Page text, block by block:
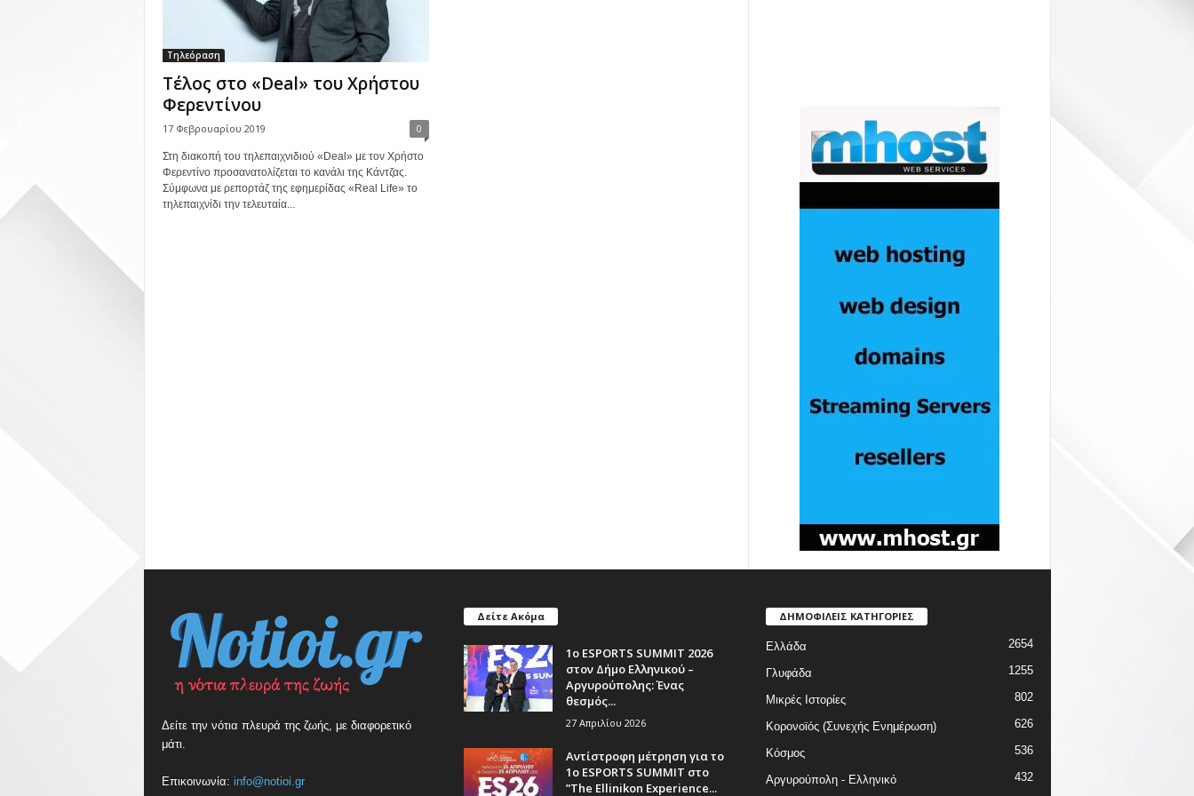
Τηλεόραση
Tέλος στο «Deal» του Χρήστου
Φερεντίνου
17 Φεβρουαρίου 2019 0
Στη διακοπή του τηλεπαιχνιδιού «Deal» με τον Χρήστο
Φερεντίνο προσανατολίζεται το κανάλι της Κάντζας.
Σύμφωνα με ρεπορτάζ της εφημερίδας «Real Life» το
τηλεπαιχνίδι την τελευταία...
Δείτε την νότια πλευρά της ζωής, με διαφορετικό
μάτι.
Επικοινωνία: info@notioi.gr
Δείτε Ακόμα
1ο ESPORTS SUMMIT 2026
στον Δήμο Ελληνικού –
Αργυρούπολης: Ένας
θεσμός...
27 Απριλίου 2026
Αντίστροφη μέτρηση για το
1ο ESPORTS SUMMIT στο
”The Ellinikon Experience...
ΔΗΜΟΦΙΛΕΙΣ ΚΑΤΗΓΟΡΙΕΣ
Ελλάδα 2654
Γλυφάδα 1255
Μικρές Ιστορίες 802
Κορονοϊός (Συνεχής Ενημέρωση) 626
Κόσμος 536
Αργυρούπολη - Ελληνικό 432